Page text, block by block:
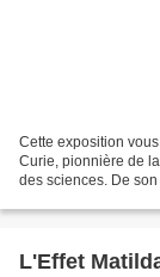
Cette exposition
Curie, pionnière de
des sciences. De
L'Effet